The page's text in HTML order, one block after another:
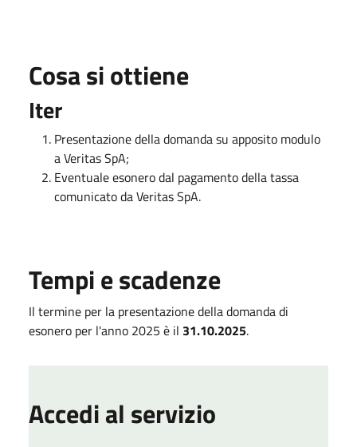
Cosa si ottiene
Iter
Presentazione della domanda su apposito modulo
a Veritas SpA;
Eventuale esonero dal pagamento della tassa
comunicato da Veritas SpA.
Tempi e scadenze
Il termine per la presentazione della domanda di
esonero per l'anno 2025 è il 31.10.2025.
Accedi al servizio